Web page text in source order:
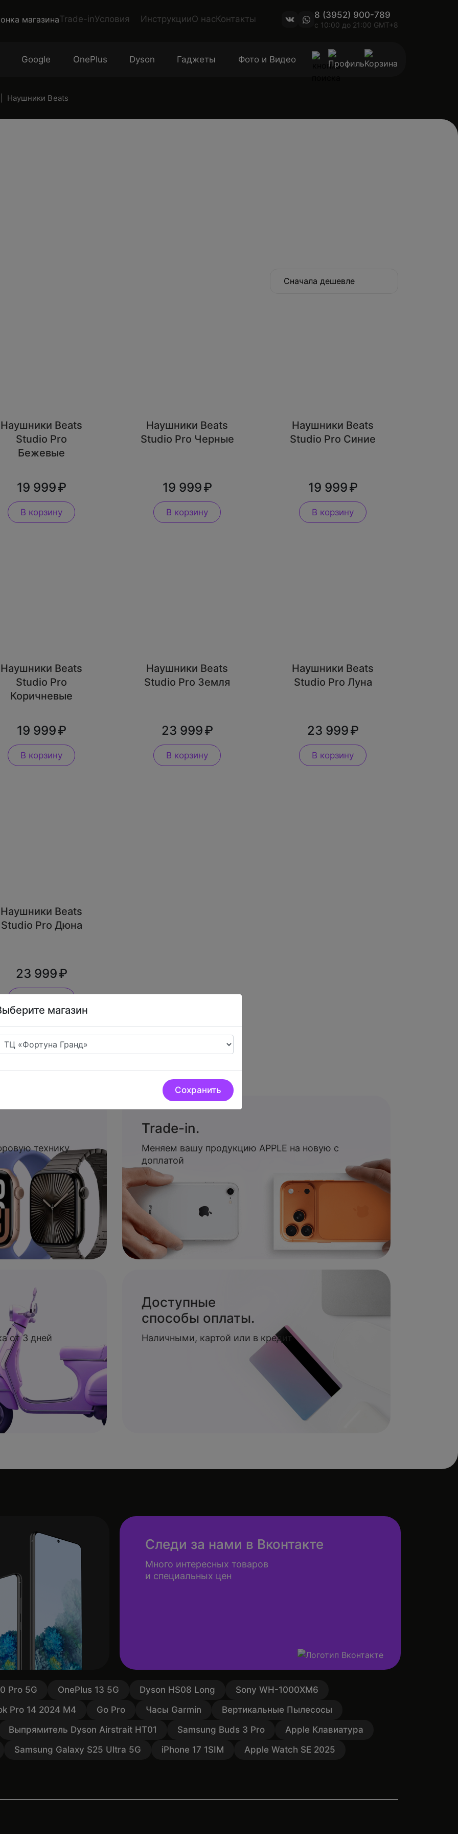
Trade-inУсловия ИнструкцииО насКонтакты 8 (3952) 900-789
с 10:00 до 21:00 GMT+8
Google OnePlus Dyson Гаджеты Фото и Видео
Наушники Beats
магазин
Сохранить
Сначала дешевле
Наушники Beats
Studio Pro
Бежевые
19 999
В корзину
Наушники Beats
Studio Pro Черные
19 999
В корзину
Наушники Beats
Studio Pro Синие
19 999
В корзину
Наушники Beats
Studio Pro
Коричневые
19 999
В корзину
Наушники Beats
Studio Pro Земля
23 999
В корзину
Наушники Beats
Studio Pro Луна
23 999
В корзину
Наушники Beats
Studio Pro Дюна
23 999
технику
Trade-in.
Меняем вашу продукцию APPLE на новую с
доплатой
от 3 дней
Доступные
способы оплаты.
Наличными, картой или в кредит
Следи за нами в Вконтакте
Много интересных товаров
и специальных цен
Pro 5G OnePlus 13 5G Dyson HS08 Long
Sony WH-1000XM6
Pro 14 2024 M4 Go Pro Часы Garmin
Вертикальные Пылесосы
Выпрямитель Dyson Airstrait HT01 Samsung Buds 3 Pro
Apple Клавиатура
Samsung Galaxy S25 Ultra 5G iPhone 17 1SIM Apple Watch SE 2025